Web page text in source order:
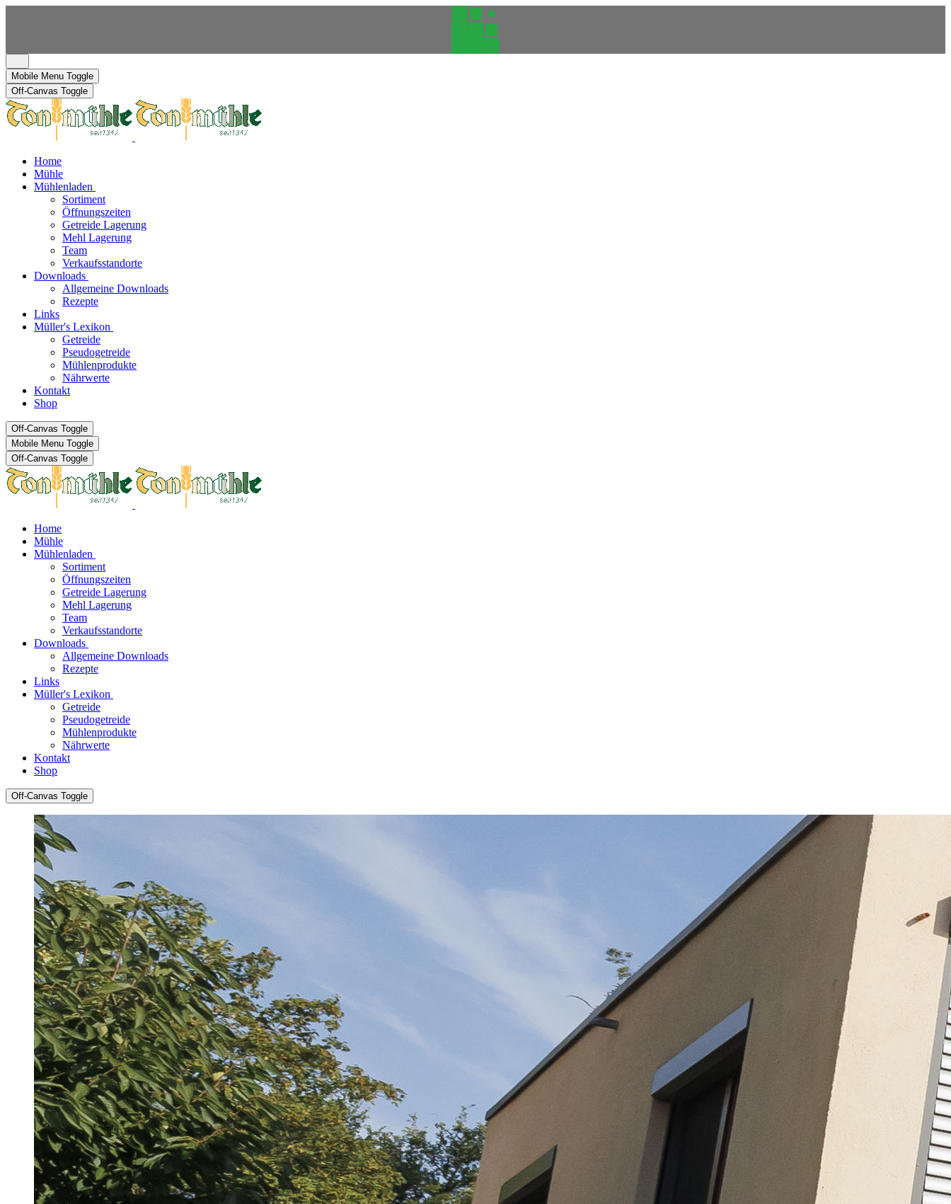
Mobile Menu Toggle
Off-Canvas Toggle
Home
Mühle
Mühlenladen
Sortiment
Öffnungszeiten
Getreide Lagerung
Mehl Lagerung
Team
Verkaufsstandorte
Downloads
Allgemeine Downloads
Rezepte
Links
Müller's Lexikon
Getreide
Pseudogetreide
Mühlenprodukte
Nährwerte
Kontakt
Shop
Off-Canvas Toggle
Mobile Menu Toggle
Off-Canvas Toggle
Home
Mühle
Mühlenladen
Sortiment
Öffnungszeiten
Getreide Lagerung
Mehl Lagerung
Team
Verkaufsstandorte
Downloads
Allgemeine Downloads
Rezepte
Links
Müller's Lexikon
Getreide
Pseudogetreide
Mühlenprodukte
Nährwerte
Kontakt
Shop
Off-Canvas Toggle